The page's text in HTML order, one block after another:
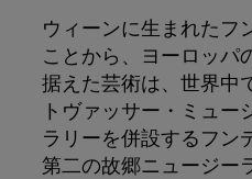
ウィーンに生まれたフ
ことから、ヨーロッパ
据えた芸術は、世界中
トヴァッサー・ミュ
ラリーを併設するフン
第二の故郷ニュージー